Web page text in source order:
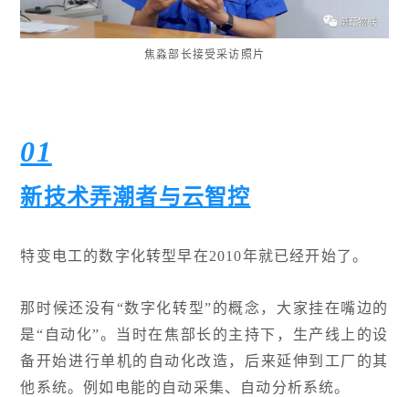
焦淼部长接受采访照片
01
新技术弄潮者与云智控
特变电工的数字化转型早在2010年就已经开始了。
那时候还没有“数字化转型”的概念，大家挂在嘴边的
是“自动化”。当时在焦部长的主持下，生产线上的设
备开始进行单机的自动化改造，后来延伸到工厂的其
他系统。例如电能的自动采集、自动分析系统。